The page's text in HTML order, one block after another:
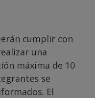
cumplir con
una
máxima de 10
se
El